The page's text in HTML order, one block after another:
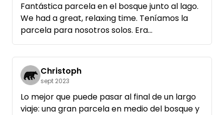
autocaravana.
A la llegada, las 4 parcelas estaban ocupadas
y aún así pudimos disfrutar de tranquilidad y
privacidad.
Unas escaleras te llevan directamente al lago,
sigue a la derecha durante 5 minutos y tienes
una bonita zona de baño que incluye un banco
Fantástica parcela en el bosque junto al lago.
We had a great, relaxing time. Teníamos la
parcela para nosotros solos. Era
maravillosamente tranquilo y el lago está
justo fuera de la puerta, sólo tienes que bajar
las escaleras y ya estás allí. (Sí, muchos de los
embarcaderos son privados, pero eso no nos
donde se puede entrar en el agua. Incluso se
Christoph
sept 2023
Lo mejor que puede pasar al final de un largo
viaje: una gran parcela en medio del bosque y